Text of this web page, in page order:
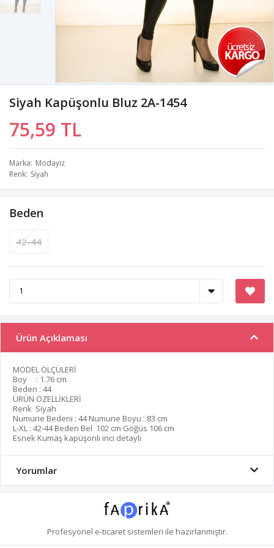
Siyah Kapüşonlu Bluz 2A-1454
75,59 TL
Marka Modayız
Renk Siyah
Beden
42-44
Ürün Açıklaması
MODEL ÖLÇÜLERİ
Boy : 1.76 cm
Beden : 44
ÜRÜN ÖZELLİKLERİ
Renk Siyah
Numune Bedeni : 44 Numune Boyu : 83 cm
L-XL : 42-44 Beden Bel 102 cm Göğüs 106 cm
Esnek Kumaş kapüşonlı inci detaylı
Yorumlar
Profesyonel e-ticaretsistemleri ile hazırlanmıştır.